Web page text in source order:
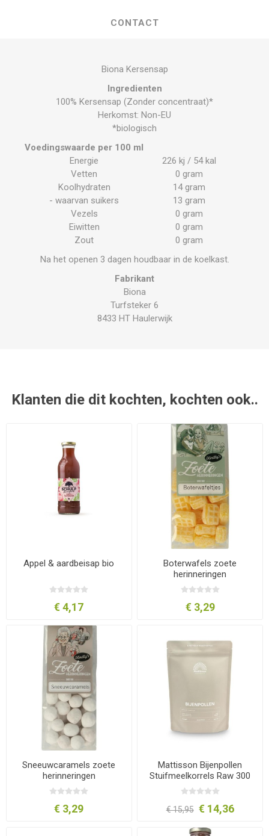
CONTACT
Biona Kersensap
Ingredienten
100% Kersensap (Zonder concentraat)*
Herkomst: Non-EU
*biologisch
Voedingswaarde per 100 ml
Energie
226 kj / 54 kal
Vetten
0 gram
Koolhydraten
14 gram
- waarvan suikers
13 gram
Vezels
0 gram
Eiwitten
0 gram
Zout
0 gram
Na het openen 3 dagen houdbaar in de koelkast.
Fabrikant
Biona
Turfsteker 6
8433 HT Haulerwijk
Klanten die dit kochten, kochten ook..
Appel & aardbeisap bio
€ 4,17
Boterwafels zoete
herinneringen
€ 3,29
Sneeuwcaramels zoete
herinneringen
€ 3,29
Mattisson Bijenpollen
Stuifmeelkorrels Raw 300
gram
€ 15,95 € 14,36